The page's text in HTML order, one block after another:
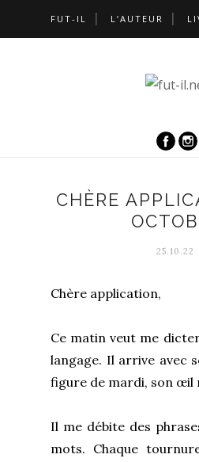
FUT-IL L’AUTEUR
CHÈRE
25.10.22
Chère application,
Ce matin veut me
langage. Il arrive avec
figure de mardi, son œil
Il me débite des
mots. Chaque